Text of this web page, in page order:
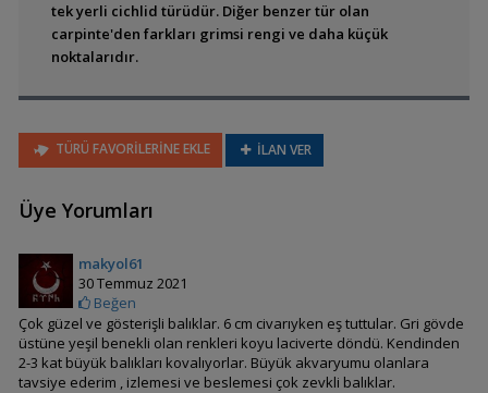
Amphilophus citrinellus
(Midas)
Amphilophus
hogaboomorum
Amphilophus
longimanus
tek yerli cichlid türüdür. Diğer benzer tür olan
carpinte'den farkları grimsi rengi ve daha küçük
noktalarıdır.
TÜRÜ FAVORİLERİNE EKLE İLAN VER
Üye Yorumları
makyol61
30 Temmuz 2021
Beğen
Çok güzel ve gösterişli balıklar. 6 cm civarıyken eş tuttular. Gri gövde
üstüne yeşil benekli olan renkleri koyu laciverte döndü. Kendinden
2-3 kat büyük balıkları kovalıyorlar. Büyük akvaryumu olanlara
tavsiye ederim , izlemesi ve beslemesi çok zevkli balıklar.